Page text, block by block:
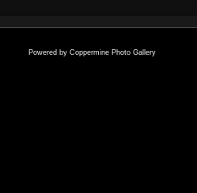
Powered by Coppermine Photo Gallery